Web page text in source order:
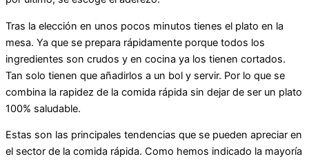
Tras la elección en unos pocos minutos tienes el plato en la
mesa. Ya que se prepara rápidamente porque todos los
ingredientes son crudos y en cocina ya los tienen cortados.
Tan solo tienen que añadirlos a un bol y servir. Por lo que se
combina la rapidez de la comida rápida sin dejar de ser un plato
100% saludable.
Estas son las principales tendencias que se pueden apreciar en
el sector de la comida rápida. Como hemos indicado la mayoría